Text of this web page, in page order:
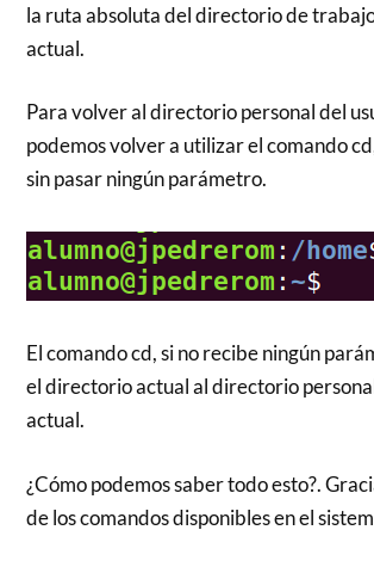
la ruta absoluta del directorio de
actual.
Para volver al directorio personal del
podemos volver a utilizar el comando
sin pasar ningún parámetro.
El comando cd, si no recibe ningún
el directorio actual al directorio
actual.
¿Cómo podemos saber todo esto?.
de los comandos disponibles en el